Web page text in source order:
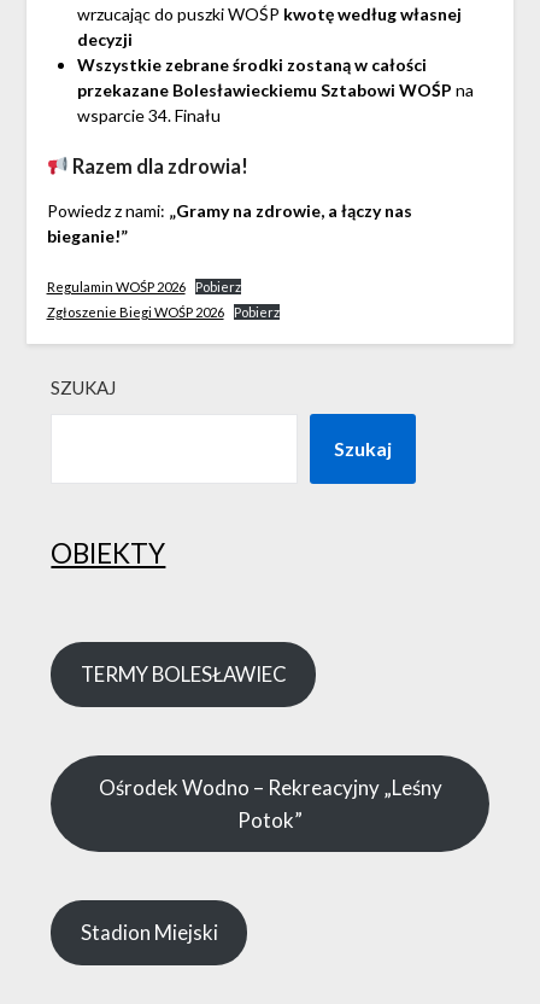
wrzucając do puszki WOŚP kwotę według własnej
decyzji
Wszystkie zebrane środki zostaną w całości
przekazane Bolesławieckiemu Sztabowi WOŚP na
wsparcie 34. Finału
Razem dla zdrowia!
Powiedz z nami: „Gramy na zdrowie, a łączy nas
bieganie!”
Regulamin WOŚP 2026
Pobierz
Zgłoszenie Biegi WOŚP 2026
Pobierz
SZUKAJ
Szukaj
OBIEKTY
TERMY BOLESŁAWIEC
Ośrodek Wodno – Rekreacyjny „Leśny
Potok”
Stadion Miejski